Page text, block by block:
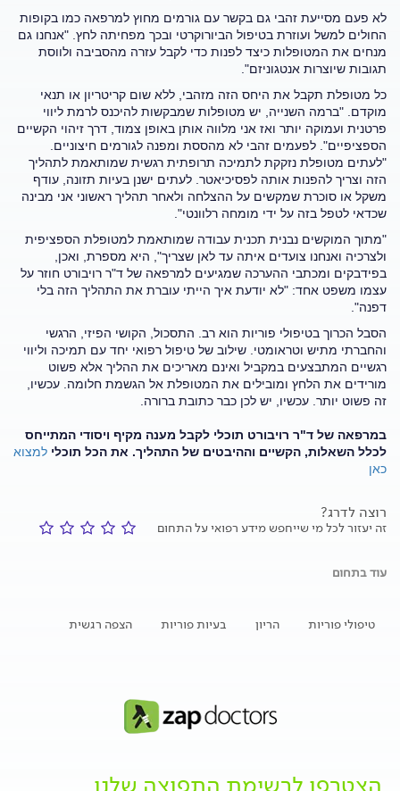
לא פעם מסייעת זהבי גם בקשר עם גורמים מחוץ למרפאה כמו בקופות
החולים למשל ועוזרת בטיפול הביורוקרטי ובכך מפחיתה לחץ. "אנחנו גם
מנחים את המטופלות כיצד לפנות כדי לקבל עזרה מהסביבה ולווסת
תגובות שיוצרות אנטגוניזם".
כל מטופלת תקבל את היחס הזה מזהבי, ללא שום קריטריון או תנאי
מוקדם. "ברמה השנייה, יש מטופלות שמבקשות להיכנס לרמת ליווי
פרטנית ועמוקה יותר ואז אני מלווה אותן באופן צמוד, דרך זיהוי הקשיים
הספציפיים". לפעמים זהבי לא מהססת ומפנה לגורמים חיצוניים.
"לעתים מטופלת נזקקת לתמיכה תרופתית רגשית שמותאמת לתהליך
הזה וצריך להפנות אותה לפסיכיאטר. לעתים ישנן בעיות תזונה, עודף
משקל או סוכרת שמקשים על ההצלחה ולאחר תהליך ראשוני אני מבינה
שכדאי לטפל בזה על ידי מומחה רלוונטי".
"מתוך המוקשים נבנית תכנית עבודה שמותאמת למטופלת הספציפית
ולצרכיה ואנחנו צועדים איתה עד לאן שצריך", היא מספרת, ואכן,
בפידבקים ומכתבי ההערכה שמגיעים למרפאה של ד"ר רויבורט חוזר על
עצמו משפט אחד: "לא יודעת איך הייתי עוברת את התהליך הזה בלי
דפנה".
הסבל הכרוך בטיפולי פוריות הוא רב. התסכול, הקושי הפיזי, הרגשי
והחברתי מתיש וטראומטי. שילוב של טיפול רפואי יחד עם תמיכה וליווי
רגשיים המתבצעים במקביל ואינם מאריכים את ההליך אלא פשוט
מורידים את הלחץ ומובילים את המטופלת אל הגשמת חלומה. עכשיו,
זה פשוט יותר. עכשיו, יש לכן כבר כתובת ברורה.
במרפאה של ד"ר רויבורט תוכלי לקבל מענה מקיף ויסודי המתייחס
לכלל השאלות, הקשיים וההיבטים של התהליך. את הכל תוכלי למצוא
כאן
רוצה לדרג?
זה יעזור לכל מי שייחפש מידע רפואי על התחום
עוד בתחום
טיפולי פוריות הריון בעיות פוריות הצפה רגשית